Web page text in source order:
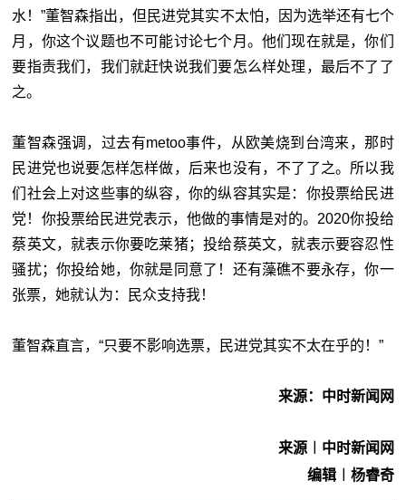
水！”董智森指出，但民进党其实不太怕，因为选举还有七个
月，你这个议题也不可能讨论七个月。他们现在就是，你们
要指责我们，我们就赶快说我们要怎么样处理，最后不了了
之。
董智森强调，过去有metoo事件，从欧美烧到台湾来，那时
民进党也说要怎样怎样做，后来也没有，不了了之。所以我
们社会上对这些事的纵容，你的纵容其实是：你投票给民进
党！你投票给民进党表示，他做的事情是对的。2020你投给
蔡英文，就表示你要吃莱猪；投给蔡英文，就表示要容忍性
骚扰；你投给她，你就是同意了！还有藻礁不要永存，你一
张票，她就认为：民众支持我！
董智森直言，“只要不影响选票，民进党其实不太在乎的！”
来源：中时新闻网
来源︱中时新闻网
编辑︱杨睿奇